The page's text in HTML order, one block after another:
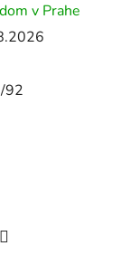
v Prahe
92